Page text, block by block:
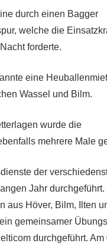
durch einen Bagger
welche die
forderte.
eine
Wassel und Bilm.
wurde die
mehrere Male
der
Jahr durchgeführt.
aus Höver, Bilm, Ilten
gemeinsamer
durchgeführt. Am